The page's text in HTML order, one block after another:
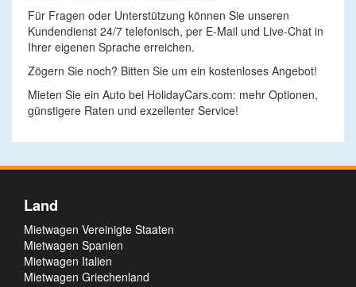
Für Fragen oder Unterstützung können Sie unseren
Kundendienst 24/7 telefonisch, per E-Mail und Live-Chat in
Ihrer eigenen Sprache erreichen.
Zögern Sie noch? Bitten Sie um ein kostenloses Angebot!
Mieten Sie ein Auto bei HolidayCars.com: mehr Optionen,
günstigere Raten und exzellenter Service!
Land
Mietwagen Vereinigte Staaten
Mietwagen Spanien
Mietwagen Italien
Mietwagen Griechenland